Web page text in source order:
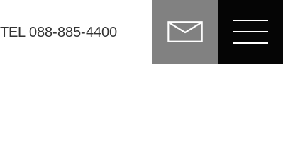
TEL 088-885-4400